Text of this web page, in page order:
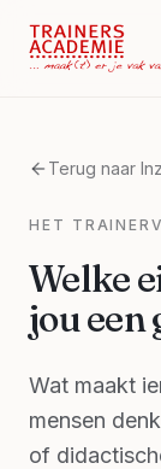
Terug naar
HET
Welke
jou een
Wat maakt
mensen
of